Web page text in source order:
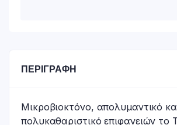
ΠΕΡΙΓΡΑΦΉ
Μικροβιοκτόνο, απολυμαντικό
πολυκαθαριστικό επιφανειών το